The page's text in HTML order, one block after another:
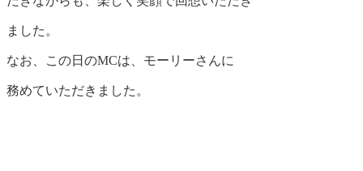
ました。
なお、この日のMCは、モーリーさんに
務めていただきました。